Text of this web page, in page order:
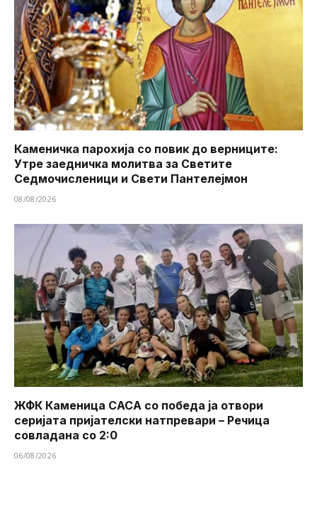
Каменичка парохија со повик до верниците:
Утре заедничка молитва за Светите
Седмочисленици и Свети Пантелејмон
08/08/2026
ЖФК Каменица САСА со победа ја отвори
серијата пријателски натпревари – Речица
совладана со 2:0
06/08/2026